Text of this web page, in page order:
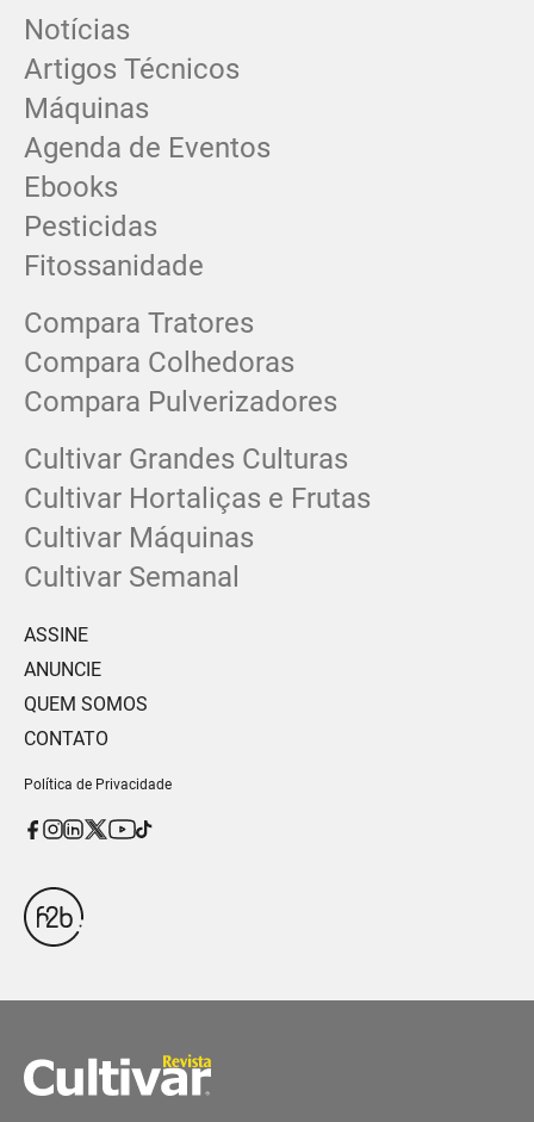
Notícias
Artigos Técnicos
Máquinas
Agenda de Eventos
Ebooks
Pesticidas
Fitossanidade
Compara Tratores
Compara Colhedoras
Compara Pulverizadores
Cultivar Grandes Culturas
Cultivar Hortaliças e Frutas
Cultivar Máquinas
Cultivar Semanal
ASSINE
ANUNCIE
QUEM SOMOS
CONTATO
Política de Privacidade